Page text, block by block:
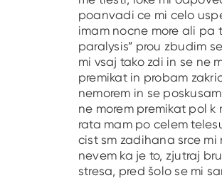
poanvadi ce mi celo
imam nocne more ali pa
paralysis” prou zbudim
mi vsaj tako zdi in se ne
premikat in probam
nemorem in se
ne morem premikat pol k
rata mam po celem
cist sm zadihana srce mi
nevem ka je to, zjutraj
stresa, pred šolo se mi